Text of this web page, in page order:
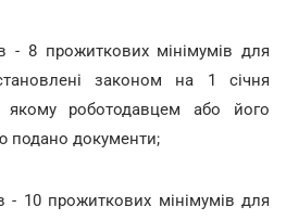
- 8 прожиткових мінімумів для
законом на 1 січня
якому роботодавцем або його
документи;
- 10 прожиткових мінімумів для